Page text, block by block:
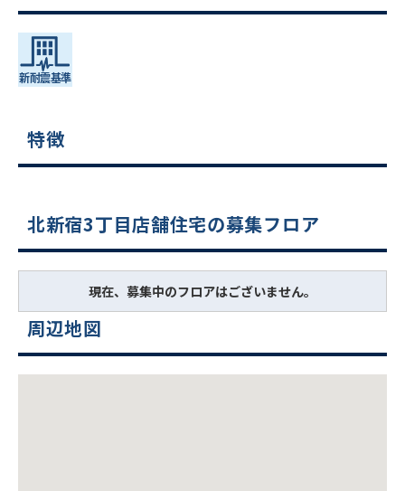
特徴
北新宿3丁目店舗住宅の募集フロア
現在、募集中のフロアはございません。
周辺地図